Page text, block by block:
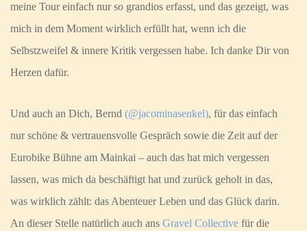
meine Tour einfach nur so grandios erfasst, und das gezeigt, was
mich in dem Moment wirklich erfüllt hat, wenn ich die
Selbstzweifel & innere Kritik vergessen habe. Ich danke Dir von
Herzen dafür.
Und auch an Dich, Bernd (@jacominasenkel), für das einfach
nur schöne & vertrauensvolle Gespräch sowie die Zeit auf der
Eurobike Bühne am Mainkai – auch das hat mich vergessen
lassen, was mich da beschäftigt hat und zurück geholt in das,
was wirklich zählt: das Abenteuer Leben und das Glück darin.
An dieser Stelle natürlich auch ans Gravel Collective für die